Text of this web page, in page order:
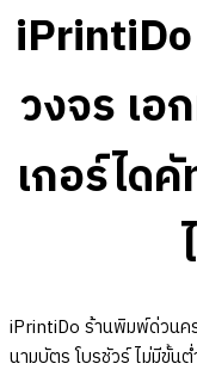
วงจร เ
เกอร์ได
iPrintiDo ร้านพิมพ์ด่วนค
นามบัตร โบรชัวร์ ไม่มีขั้นต่